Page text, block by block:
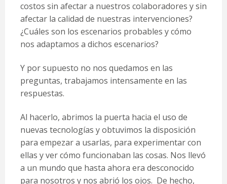
costos sin afectar a nuestros colaboradores y sin
afectar la calidad de nuestras intervenciones?
¿Cuáles son los escenarios probables y cómo
nos adaptamos a dichos escenarios?
Y por supuesto no nos quedamos en las
preguntas, trabajamos intensamente en las
respuestas.
Al hacerlo, abrimos la puerta hacia el uso de
nuevas tecnologías y obtuvimos la disposición
para empezar a usarlas, para experimentar con
ellas y ver cómo funcionaban las cosas. Nos llevó
a un mundo que hasta ahora era desconocido
para nosotros y nos abrió los ojos. De hecho,